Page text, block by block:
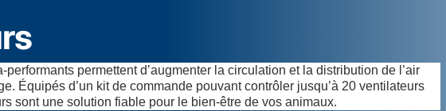
performants permettent d’augmenter la circulation et la distribution de l’air
Équipés d’un kit de commande pouvant contrôler jusqu’à 20 ventilateurs
sont une solution fiable pour le bien-être de vos animaux.